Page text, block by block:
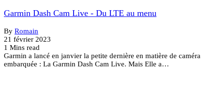
Garmin Dash Cam Live - Du LTE au menu
By Romain
21 février 2023
1 Mins read
Garmin a lancé en janvier la petite dernière en matière de caméra
embarquée : La Garmin Dash Cam Live. Mais Elle a…